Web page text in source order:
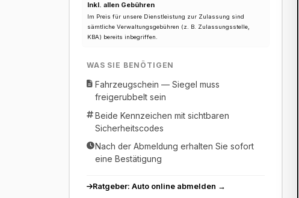
Inkl. allen Gebühren
Im Preis für unsere Dienstleistung zur Zulassung sind
sämtliche Verwaltungsgebühren (z. B. Zulassungsstelle,
KBA) bereits inbegriffen.
WAS SIE BENÖTIGEN
Fahrzeugschein — Siegel muss
freigerubbelt sein
Beide Kennzeichen mit sichtbaren
Sicherheitscodes
Nach der Abmeldung erhalten Sie sofort
eine Bestätigung
Ratgeber: Auto online abmelden →